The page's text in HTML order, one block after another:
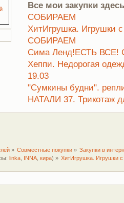
Все мои закупки
СОБИРАЕМ
ХитИгрушка. Игрушки
СОБИРАЕМ
Сима Ленд!ЕСТЬ ВСЕ!
Хеппи. Недорогая
19.03
"Сумкины будни".
НАТАЛИ 37. Трикотаж
» Совместные покупки » Закупки в
linka, INNA, кира) » ХитИгрушка. Игрушки